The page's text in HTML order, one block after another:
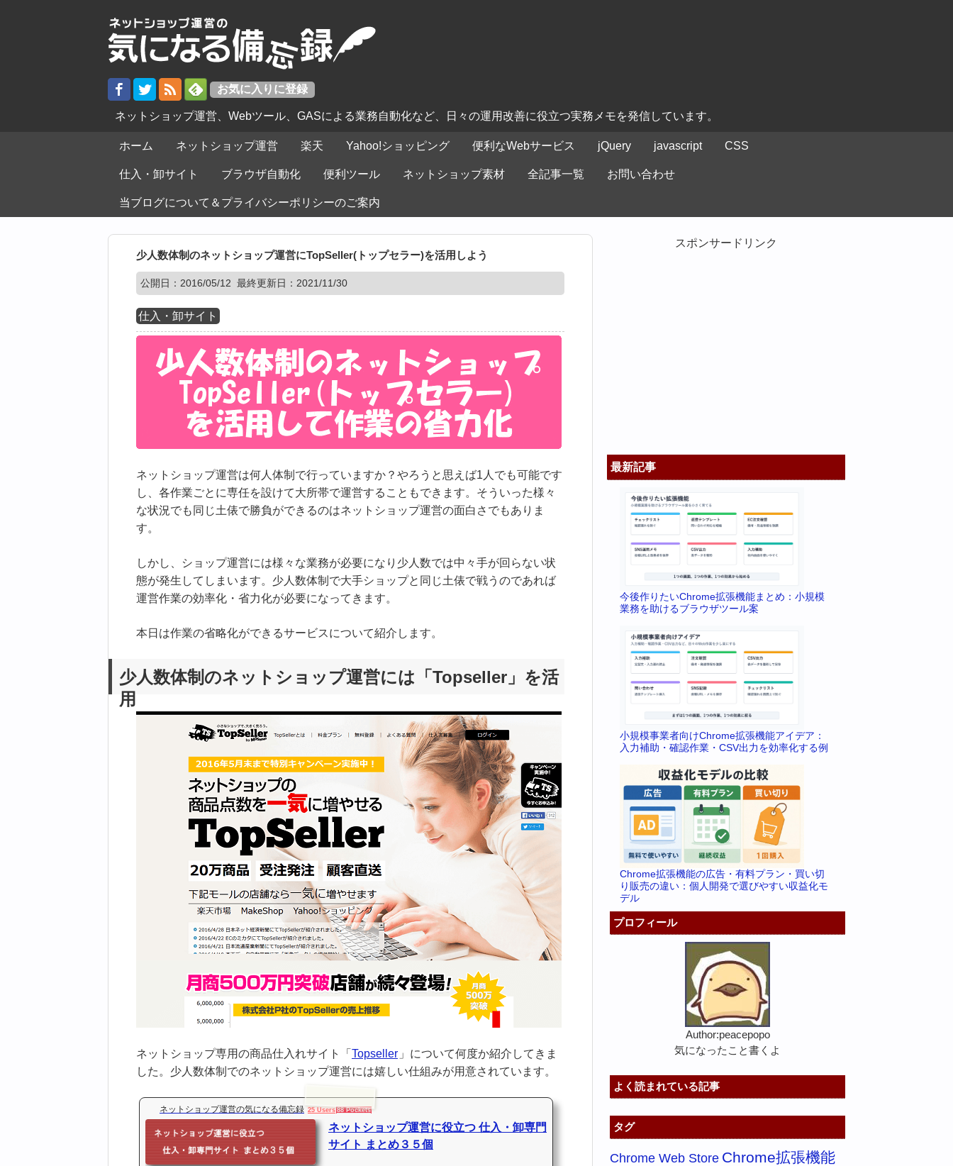
ネットショップ運営、Webツール、GASによる業務自動化など、日々の運用改善に役立つ実務メモを発信しています。
ホーム ネットショップ運営 楽天 Yahoo!ショッピング 便利なWebサービス jQuery javascript CSS
仕入・卸サイト ブラウザ自動化 便利ツール ネットショップ素材 全記事一覧 お問い合わせ
当ブログについて＆プライバシーポリシーのご案内
少人数体制のネットショップ運営にTopSeller(トップセラー)を活用しよう
公開日：2016/05/12 最終更新日：2021/11/30
仕入・卸サイト
ネットショップ運営は何人体制で行っていますか？やろうと思えば1人でも可能です
し、各作業ごとに専任を設けて大所帯で運営することもできます。そういった様々
な状況でも同じ土俵で勝負ができるのはネットショップ運営の面白さでもありま
す。
しかし、ショップ運営には様々な業務が必要になり少人数では中々手が回らない状
態が発生してしまいます。少人数体制で大手ショップと同じ土俵で戦うのであれば
運営作業の効率化・省力化が必要になってきます。
本日は作業の省略化ができるサービスについて紹介します。
少人数体制のネットショップ運営には「Topseller」を活
用
ネットショップ専用の商品仕入れサイト「 Topseller 」について何度か紹介してきま
した。少人数体制でのネットショップ運営には嬉しい仕組みが用意されています。
ネットショップ運営の気になる備忘録 25 Users 88 Pockets
ネットショップ運営に役立つ 仕入・卸専門
サイト まとめ３５個
スポンサードリンク
最新記事
今後作りたいChrome拡張機能まとめ：小規模
業務を助けるブラウザツール案
小規模事業者向けChrome拡張機能アイデア：
入力補助・確認作業・CSV出力を効率化する例
Chrome拡張機能の広告・有料プラン・買い切
り販売の違い：個人開発で選びやすい収益化モ
デル
プロフィール
Author:peacepopo
気になったこと書くよ
よく読まれている記事
タグ
Chrome Web Store Chrome拡張機能